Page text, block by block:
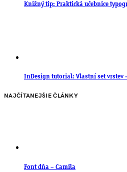
Knižný tip: Praktická učebnice
InDesign tutorial: Vlastní set vrstev
NAJČÍTANEJŠIE ČLÁNKY
Font dňa – Camila